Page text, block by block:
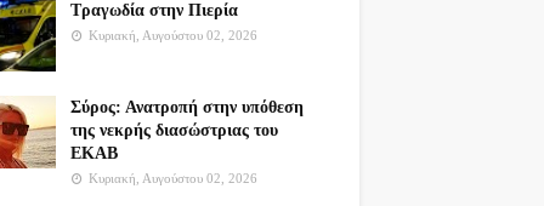
Τραγωδία στην Πιερία
Κυριακή, Αυγούστου 02, 2026
Σύρος: Ανατροπή στην υπόθεση
της νεκρής διασώστριας του
ΕΚΑΒ
Κυριακή, Αυγούστου 02, 2026